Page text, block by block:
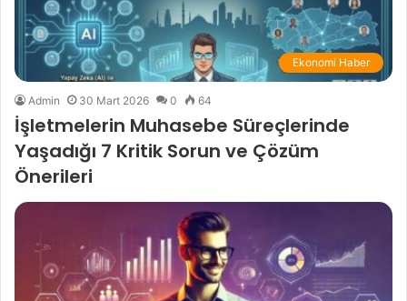
Ekonomi Haber
Admin 30 Mart 2026 0 64
İşletmelerin Muhasebe Süreçlerinde
Yaşadığı 7 Kritik Sorun ve Çözüm
Önerileri